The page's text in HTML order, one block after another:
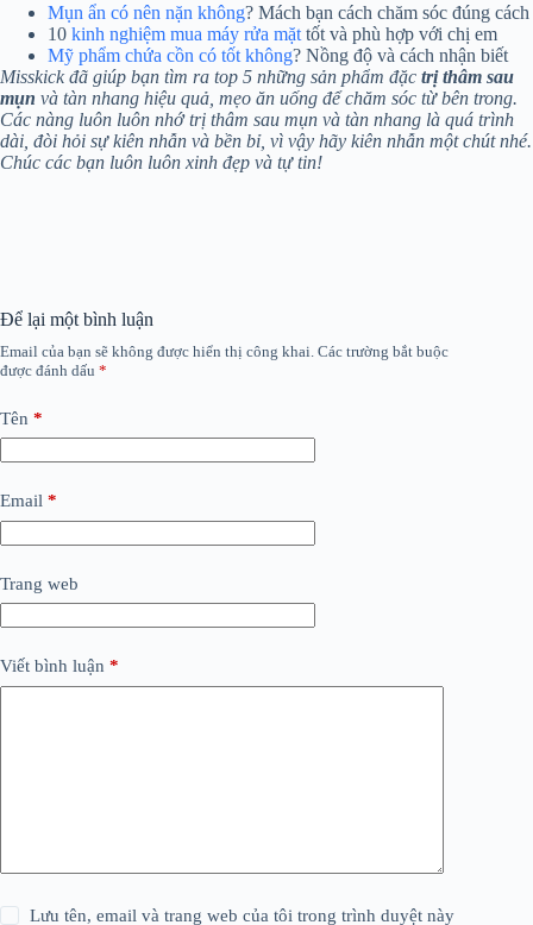
Mụn ẩn có nên nặn không? Mách bạn cách chăm sóc đúng cách
10 kinh nghiệm mua máy rửa mặt tốt và phù hợp với chị em
Mỹ phẩm chứa cồn có tốt không? Nồng độ và cách nhận biết
Misskick đã giúp bạn tìm ra top 5 những sản phẩm đặc trị thâm sau
mụn và tàn nhang hiệu quả, mẹo ăn uống để chăm sóc từ bên trong.
Các nàng luôn luôn nhớ trị thâm sau mụn và tàn nhang là quá trình
dài, đòi hỏi sự kiên nhẫn và bền bỉ, vì vậy hãy kiên nhẫn một chút nhé.
Chúc các bạn luôn luôn xinh đẹp và tự tin!
Để lại một bình luận
Email của bạn sẽ không được hiển thị công khai. Các trường bắt buộc
được đánh dấu *
Tên *
Email *
Trang web
Viết bình luận *
Lưu tên, email và trang web của tôi trong trình duyệt này